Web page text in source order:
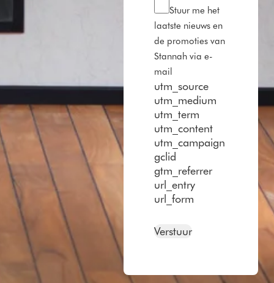
Stuur me het
laatste nieuws en
de promoties van
Stannah via e-
mail
utm_source
utm_medium
utm_term
utm_content
utm_campaign
gclid
gtm_referrer
url_entry
url_form
Verstuur